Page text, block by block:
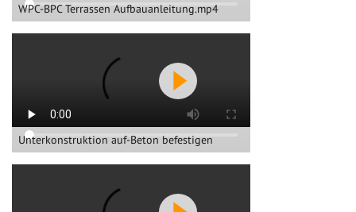
WPC-BPC Terrassen Aufbauanleitung.mp4
Unterkonstruktion auf-Beton befestigen